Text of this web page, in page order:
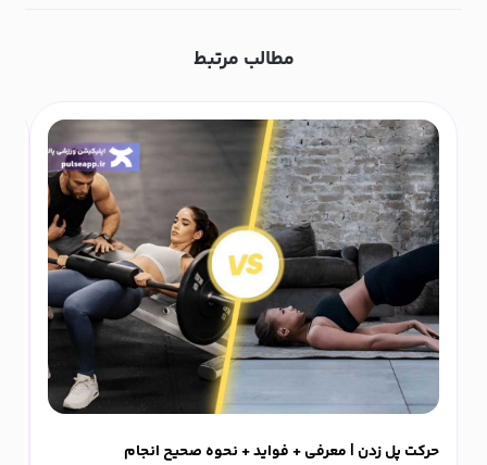
مطالب مرتبط
حرکت پل زدن | معرفی + فواید + نحوه صحیح انجام